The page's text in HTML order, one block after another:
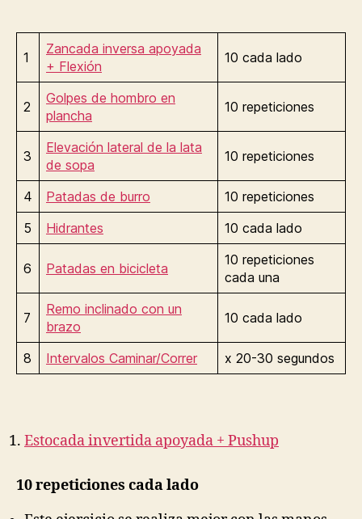
1
Zancada inversa apoyada
+ Flexión
10 cada lado
2
Golpes de hombro en
plancha
10 repeticiones
3
Elevación lateral de la lata
de sopa
10 repeticiones
4 Patadas de burro
10 repeticiones
5
Hidrantes 10 cada lado
6 Patadas en bicicleta
10 repeticiones
cada una
7
Remo inclinado con un
brazo
10 cada lado
8 Intervalos Caminar/Correr x 20-30 segundos
Estocada invertida apoyada + Pushup
10 repeticiones cada lado